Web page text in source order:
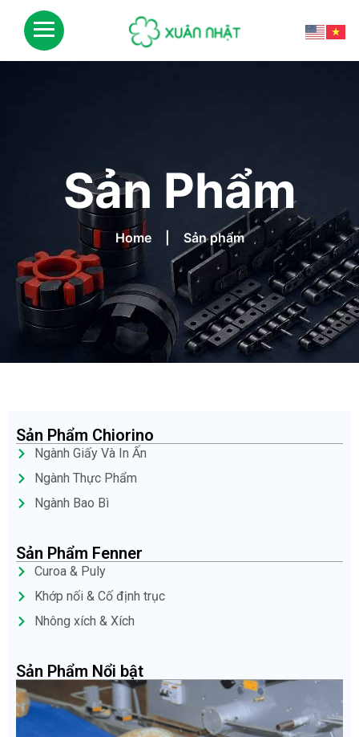
Sản Phẩm
Home Sản phẩm
Sản Phẩm Chiorino
Ngành Giấy Và In Ấn
Ngành Thực Phẩm
Ngành Bao Bì
Sản Phẩm Fenner
Curoa & Puly
Khớp nối & Cố định trục
Nhông xích & Xích
Sản Phẩm Nổi bật